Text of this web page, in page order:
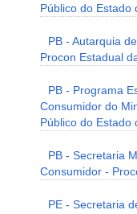
Público do Estado
PB - Autarquia
Procon Estadual
PB - Programa
Consumidor do
Público do Estado
PB - Secretaria
Consumidor -
PE - Secretaria